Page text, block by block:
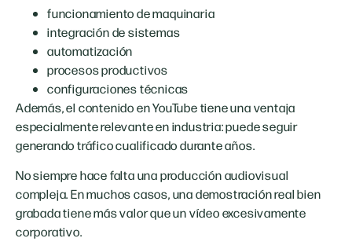
funcionamiento de maquinaria
integración de sistemas
automatización
procesos productivos
configuraciones técnicas
Además, el contenido en YouTube tiene una ventaja
especialmente relevante en industria: puede seguir
generando tráfico cualificado durante años.
No siempre hace falta una producción audiovisual
compleja. En muchos casos, una demostración real bien
grabada tiene más valor que un vídeo excesivamente
corporativo.